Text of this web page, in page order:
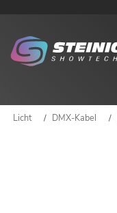
Licht / DMX-Kabel /